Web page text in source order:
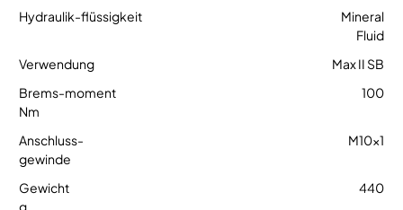
Mineral
Fluid
Max II SB
100
M10x1
440